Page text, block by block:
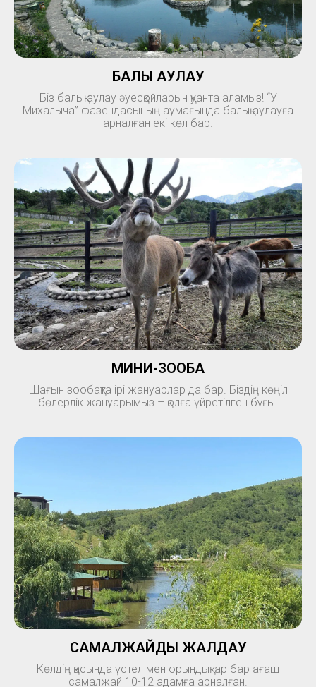
БАЛЫҚ АУЛАУ
Біз балық аулау әуесқойларын қуанта аламыз! “У
Михалыча” фазендасының аумағында балық аулауға
арналған екі көл бар.
МИНИ-ЗООБАҚ
Шағын зообақта ірі жануарлар да бар. Біздің көңіл
бөлерлік жануарымыз – қолға үйретілген бұғы.
САМАЛЖАЙДЫ ЖАЛДАУ
Көлдің қасында үстел мен орындықтар бар ағаш
самалжай 10-12 адамға арналған.